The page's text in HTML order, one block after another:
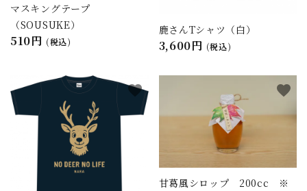
マスキングテープ
（SOUSUKE）
510円 (税込)
鹿さんTシャツ（白）
3,600円 (税込)
favorite
甘葛風シロップ 200cc ※
favorite